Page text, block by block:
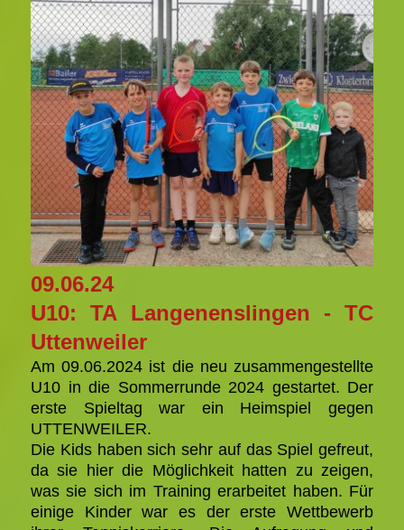
09.06.24
U10: TA Langenenslingen - TC
Uttenweiler
Am 09.06.2024 ist die neu zusammengestellte
U10 in die Sommerrunde 2024 gestartet. Der
erste Spieltag war ein Heimspiel gegen
UTTENWEILER.
Die Kids haben sich sehr auf das Spiel gefreut,
da sie hier die Möglichkeit hatten zu zeigen,
was sie sich im Training erarbeitet haben. Für
einige Kinder war es der erste Wettbewerb